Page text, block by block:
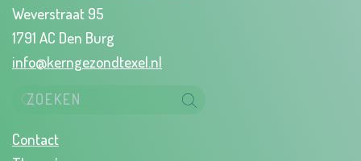
Weverstraat 95
1791 AC Den Burg
info@kerngezondtexel.nl
Contact